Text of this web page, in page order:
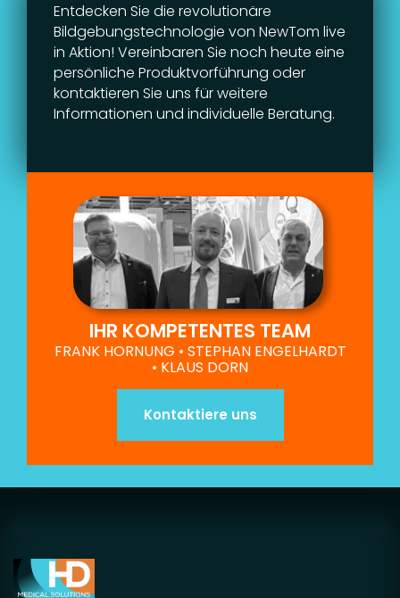
Entdecken Sie die revolutionäre
Bildgebungstechnologie von NewTom live
in Aktion! Vereinbaren Sie noch heute eine
persönliche Produktvorführung oder
kontaktieren Sie uns für weitere
Informationen und individuelle Beratung.
IHR KOMPETENTES TEAM
FRANK HORNUNG • STEPHAN ENGELHARDT
• KLAUS DORN
Kontaktiere uns